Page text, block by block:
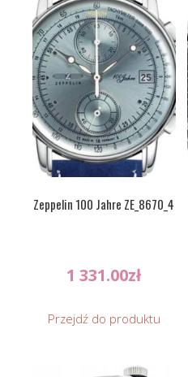
Zeppelin 100 Jahre ZE_8670_4
1 331.00zł
Przejdź do produktu